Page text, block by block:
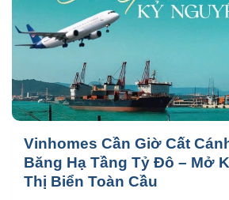
Vinhomes Cần Giờ Cất
Băng Hạ Tầng Tỷ Đô – Mở
Thị Biển Toàn Cầu